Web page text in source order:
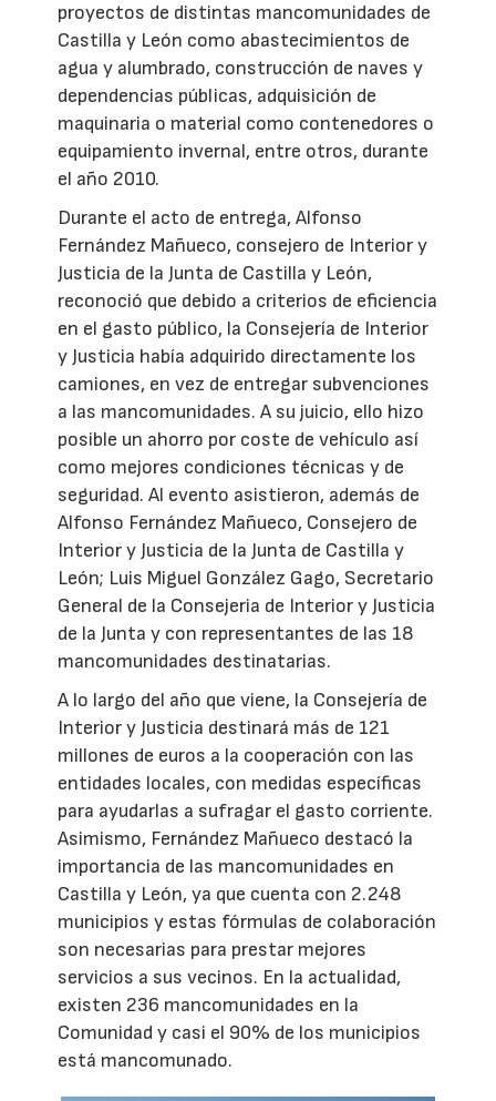
proyectos de distintas mancomunidades de
Castilla y León como abastecimientos de
agua y alumbrado, construcción de naves y
dependencias públicas, adquisición de
maquinaria o material como contenedores o
equipamiento invernal, entre otros, durante
el año 2010.
Durante el acto de entrega, Alfonso
Fernández Mañueco, consejero de Interior y
Justicia de la Junta de Castilla y León,
reconoció que debido a criterios de eficiencia
en el gasto público, la Consejería de Interior
y Justicia había adquirido directamente los
camiones, en vez de entregar subvenciones
a las mancomunidades. A su juicio, ello hizo
posible un ahorro por coste de vehículo así
como mejores condiciones técnicas y de
seguridad. Al evento asistieron, además de
Alfonso Fernández Mañueco, Consejero de
Interior y Justicia de la Junta de Castilla y
León; Luis Miguel González Gago, Secretario
General de la Consejeria de Interior y Justicia
de la Junta y con representantes de las 18
mancomunidades destinatarias.
A lo largo del año que viene, la Consejería de
Interior y Justicia destinará más de 121
millones de euros a la cooperación con las
entidades locales, con medidas específicas
para ayudarlas a sufragar el gasto corriente.
Asimismo, Fernández Mañueco destacó la
importancia de las mancomunidades en
Castilla y León, ya que cuenta con 2.248
municipios y estas fórmulas de colaboración
son necesarias para prestar mejores
servicios a sus vecinos. En la actualidad,
existen 236 mancomunidades en la
Comunidad y casi el 90% de los municipios
está mancomunado.